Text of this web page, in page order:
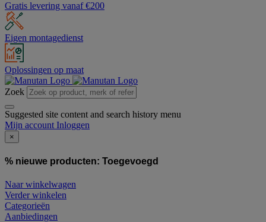
Gratis levering vanaf €200
Eigen montagedienst
Oplossingen op maat
Zoek
Suggested site content and search history menu
Mijn account Inloggen
×
% nieuwe producten: Toegevoegd
Naar winkelwagen
Verder winkelen
Categorieën
Aanbiedingen